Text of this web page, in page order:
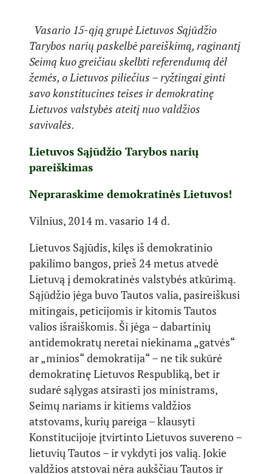
Vasario 15-ąją grupė Lietuvos Sąjūdžio
Tarybos narių paskelbė pareiškimą, raginantį
Seimą kuo greičiau skelbti referendumą dėl
žemės, o Lietuvos piliečius – ryžtingai ginti
savo konstitucines teises ir demokratinę
Lietuvos valstybės ateitį nuo valdžios
savivalės.
Lietuvos Sąjūdžio Tarybos narių
pareiškimas
Nepraraskime demokratinės Lietuvos!
Vilnius, 2014 m. vasario 14 d.
Lietuvos Sąjūdis, kilęs iš demokratinio
pakilimo bangos, prieš 24 metus atvedė
Lietuvą į demokratinės valstybės atkūrimą.
Sąjūdžio jėga buvo Tautos valia, pasireiškusi
mitingais, peticijomis ir kitomis Tautos
valios išraiškomis. Ši jėga – dabartinių
antidemokratų neretai niekinama „gatvės“
ar „minios“ demokratija“ – ne tik sukūrė
demokratinę Lietuvos Respubliką, bet ir
sudarė sąlygas atsirasti jos ministrams,
Seimų nariams ir kitiems valdžios
atstovams, kurių pareiga – klausyti
Konstitucijoje įtvirtinto Lietuvos suvereno –
lietuvių Tautos – ir vykdyti jos valią. Jokie
valdžios atstovai nėra aukščiau Tautos ir